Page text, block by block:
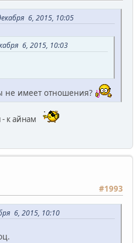
6, 2015, 10:05
6, 2015, 10:03
не имеет отношения?
к айнам
#1993
6, 2015, 10:10